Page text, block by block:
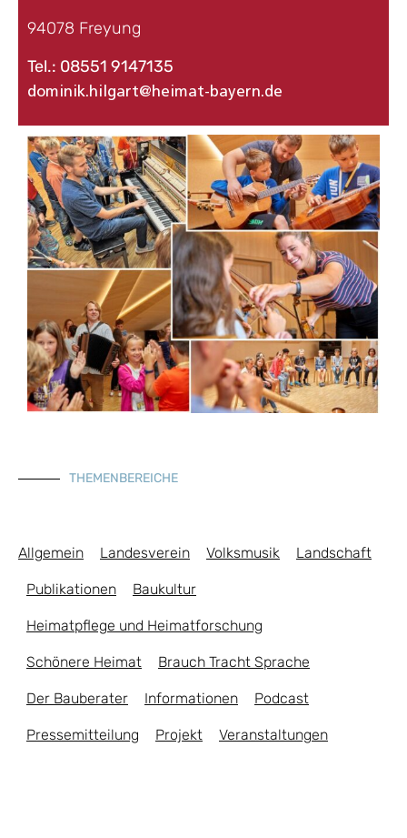
94078 Freyung
Tel.: 08551 9147135
dominik.hilgart@heimat-bayern.de
THEMENBEREICHE
Allgemein Landesverein Volksmusik Landschaft
Publikationen Baukultur
Heimatpflege und Heimatforschung
Schönere Heimat Brauch Tracht Sprache
Der Bauberater Informationen Podcast
Pressemitteilung Projekt Veranstaltungen